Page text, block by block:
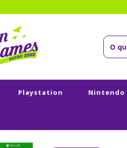
Playstation Nintendo